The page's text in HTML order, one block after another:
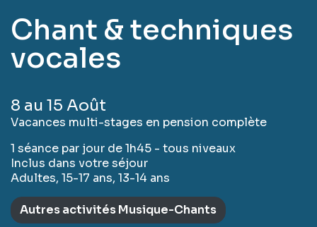
Chant & techniques
vocales
8 au 15 Août
Vacances multi-stages en pension complète
1 séance par jour de 1h45 - tous niveaux
Inclus dans votre séjour
Adultes, 15-17 ans, 13-14 ans
Autres activités Musique-Chants